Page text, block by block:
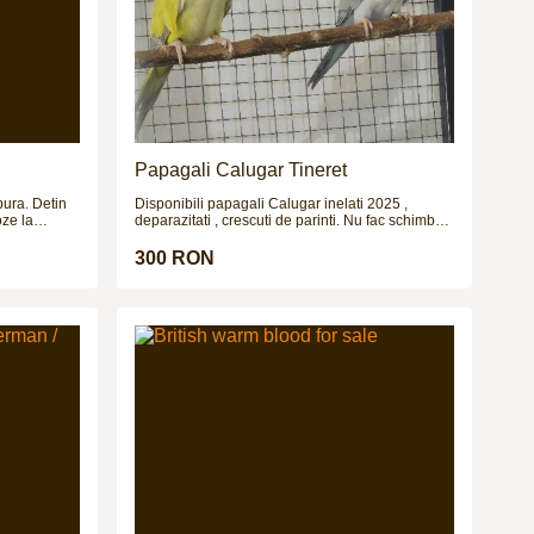
la
Papagali Calugar Tineret
Disponibili papagali Calugar inelati 2025 ,
deparazitati , crescuti de parinti. Nu fac schimburi
300 RON